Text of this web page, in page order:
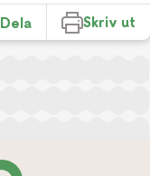
Dela Skriv ut